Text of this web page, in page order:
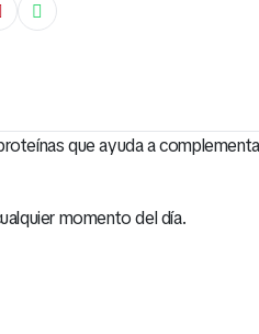
que ayuda a
momento del día.